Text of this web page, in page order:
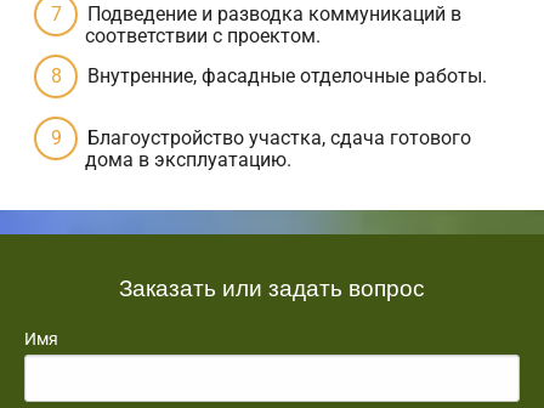
Подведение и разводка коммуникаций в
соответствии с проектом.
Внутренние, фасадные отделочные работы.
Благоустройство участка, сдача готового
дома в эксплуатацию.
Заказать или задать вопрос
Имя